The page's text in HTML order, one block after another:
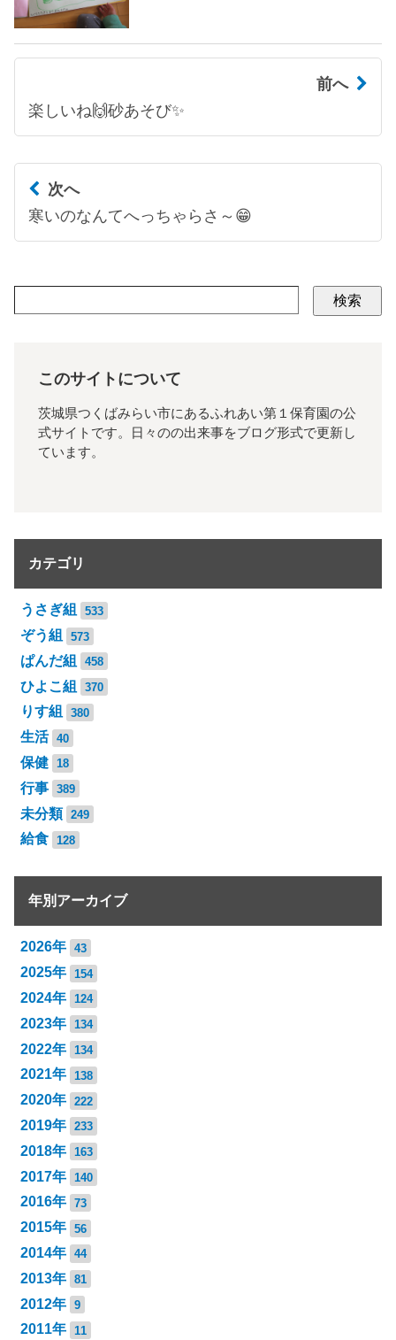
前へ
楽しいね🙌砂あそび✨
次へ
寒いのなんてへっちゃらさ～😁
検索
このサイトについて
茨城県つくばみらい市にあるふれあい第１保育園の公
式サイトです。日々のの出来事をブログ形式で更新し
ています。
カテゴリ
うさぎ組 533
ぞう組 573
ぱんだ組 458
ひよこ組 370
りす組 380
生活 40
保健 18
行事 389
未分類 249
給食 128
年別アーカイブ
2026年 43
2025年 154
2024年 124
2023年 134
2022年 134
2021年 138
2020年 222
2019年 233
2018年 163
2017年 140
2016年 73
2015年 56
2014年 44
2013年 81
2012年 9
2011年 11